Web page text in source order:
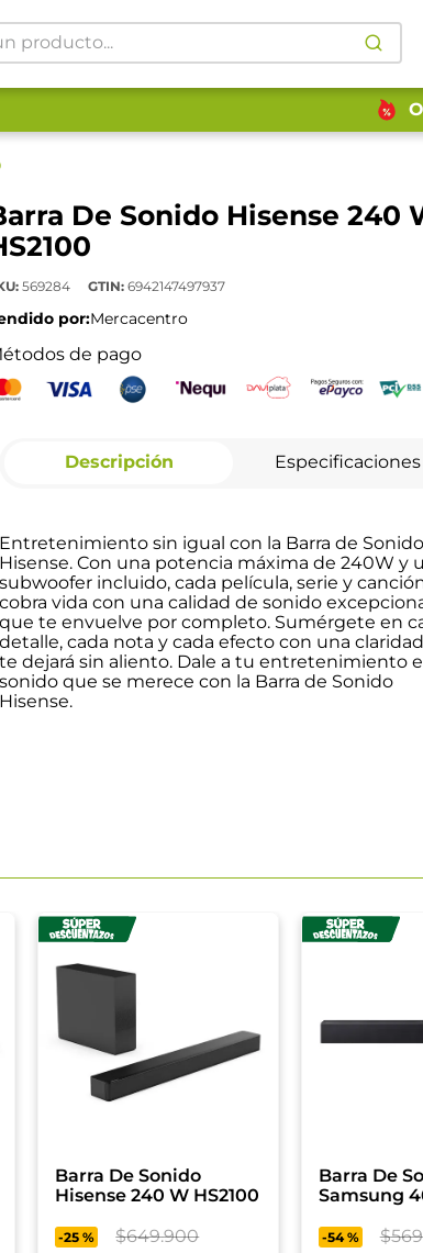
De Sonido Hisense 240
: 569284 GTIN: 6942147497937
por:Mercacentro
de pago
Descripción Especificaciones
Entretenimiento sin igual con la Barra de Sonido
Hisense. Con una potencia máxima de 240W y
subwoofer incluido, cada película, serie y
cobra vida con una calidad de sonido
que te envuelve por completo. Sumérgete en
detalle, cada nota y cada efecto con una
te dejará sin aliento. Dale a tu entretenimiento
sonido que se merece con la Barra de Sonido
Hisense.
Barra De Sonido
Hisense 240 W HS2100
-25 % $649.900
Barra De
Samsung
-54 % $569